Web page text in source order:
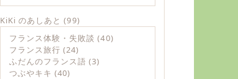
KiKi のあしあと (99)
フランス体験・失敗談 (40)
フランス旅行 (24)
ふだんのフランス語 (3)
つぶやキキ (40)